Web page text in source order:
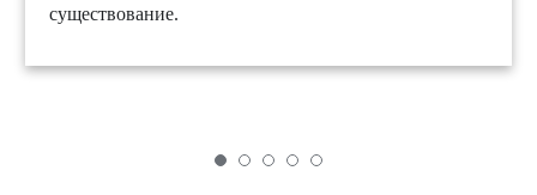
существование.